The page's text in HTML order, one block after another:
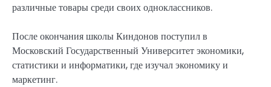
различные товары среди своих одноклассников.
После окончания школы Киндонов поступил в
Московский Государственный Университет экономики,
статистики и информатики, где изучал экономику и
маркетинг.